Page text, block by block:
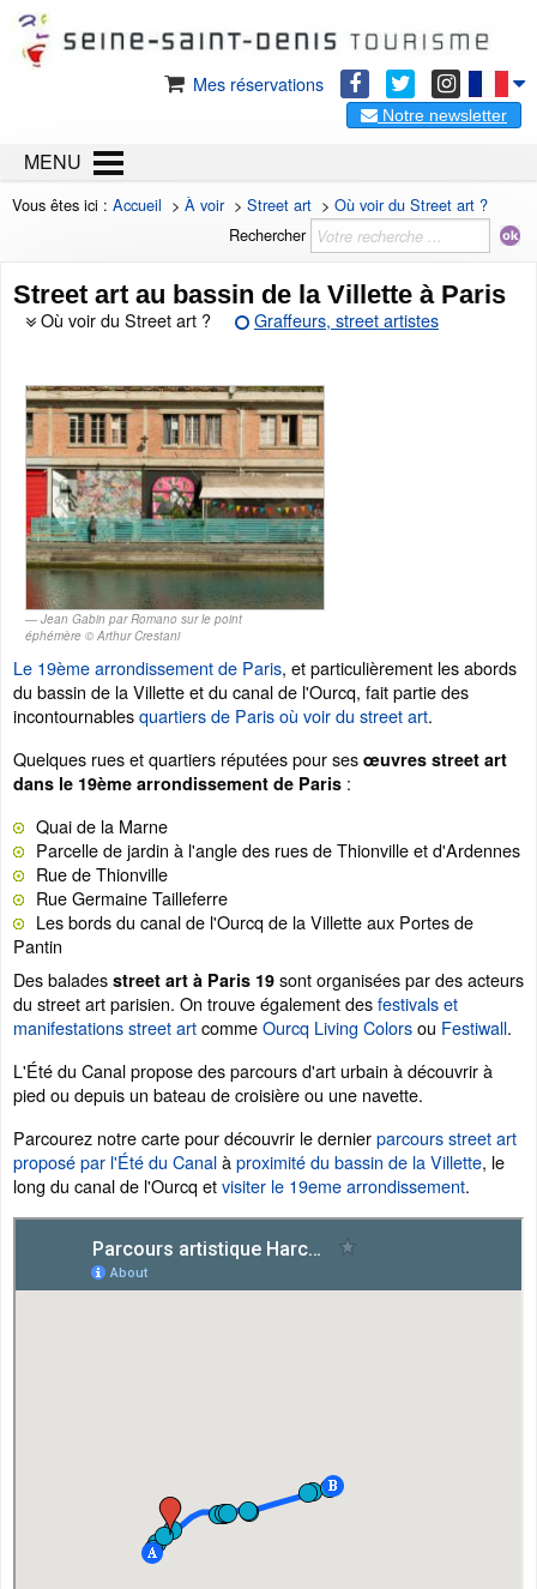
Mes réservations
Notre newsletter
MENU
Vous êtes ici : Accueil > À voir> Street art > Où voir du Street art ?
Rechercher
Street art au bassin de la Villette à Paris
Où voir du Street art ? Graffeurs, street artistes
Jean Gabin par Romano sur le point
éphémère © Arthur Crestani
Le 19ème arrondissement de Paris, et particulièrement les abords
du bassin de la Villette et du canal de l'Ourcq, fait partie des
incontournablesquartiers de Paris où voir du street art.
Quelques rues et quartiers réputées pour ses œuvres street art
dans le 19ème arrondissement de Paris :
Quai de la Marne
Parcelle de jardin à l'angle des rues de Thionville et d'Ardennes
Rue de Thionville
Rue Germaine Tailleferre
Les bords du canal de l'Ourcq de la Villette aux Portes de
Pantin
Des balades street art à Paris 19 sont organisées par des acteurs
du street art parisien. On trouve également desfestivals et
manifestations street artcommeOurcq Living Colorsou Festiwall.
L'Été du Canal propose des parcours d'art urbain à découvrir à
pied ou depuis un bateau de croisière ou une navette.
Parcourez notre carte pour découvrir le dernierparcours street art
proposé par l'Été du Canalàproximité du bassin de la Villette, le
long du canal de l'Ourcq etvisiter le 19eme arrondissement.